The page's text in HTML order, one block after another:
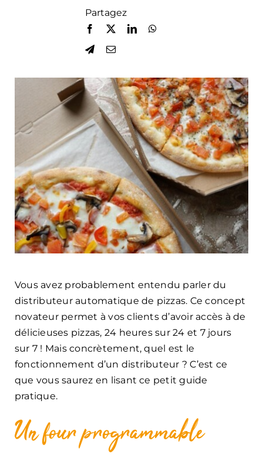
Partagez
Vous avez probablement entendu parler du
distributeur automatique de pizzas. Ce concept
novateur permet à vos clients d’avoir accès à de
délicieuses pizzas, 24 heures sur 24 et 7 jours
sur 7 ! Mais concrètement, quel est le
fonctionnement d’un distributeur ? C’est ce
que vous saurez en lisant ce petit guide
pratique.
Un four programmable